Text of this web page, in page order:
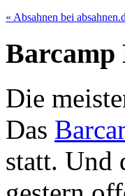
« Absahnen bei
Barcamp
Die
Das
statt. Und